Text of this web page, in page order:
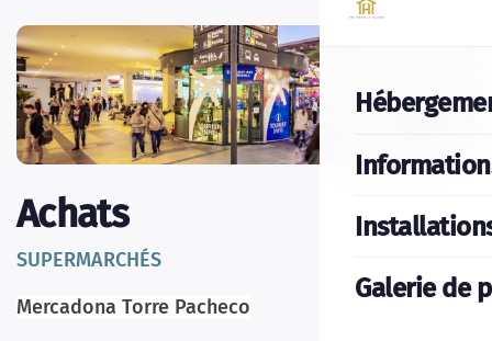
Galerie de
Achats
SUPERMARCHÉS
Mercadona Torre Pacheco